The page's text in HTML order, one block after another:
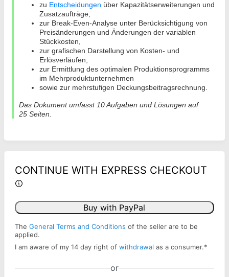
zu Entscheidungen über Kapazitätserweiterungen und
Zusatzaufträge,
zur Break-Even-Analyse unter Berücksichtigung von
Preisänderungen und Änderungen der variablen
Stückkosten,
zur grafischen Darstellung von Kosten- und
Erlösverläufen,
zur Ermittlung des optimalen Produktionsprogramms
im Mehrproduktunternehmen
sowie zur mehrstufigen Deckungsbeitragsrechnung.
Das Dokument umfasst 10 Aufgaben und Lösungen auf
25 Seiten.
CONTINUE WITH EXPRESS CHECKOUT
Buy with PayPal
The General Terms and Conditions of the seller are to be
applied.
I am aware of my 14 day right of withdrawal as a consumer.*
or